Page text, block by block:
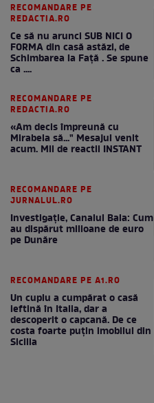
RECOMANDARE PE
REDACTIA.RO
Ce să nu arunci SUB NICI O
FORMA din casă astăzi, de
Schimbarea la Față . Se spune
ca ....
RECOMANDARE PE
REDACTIA.RO
«Am decis împreună cu
Mirabela să..." Mesajul venit
acum. Mii de reactii INSTANT
RECOMANDARE PE
JURNALUL.RO
Investigație, Canalul Bala: Cum
au dispărut milioane de euro
pe Dunăre
RECOMANDARE PE A1.RO
Un cuplu a cumpărat o casă
ieftină în Italia, dar a
descoperit o capcană. De ce
costa foarte puțin imobilul din
Sicilia